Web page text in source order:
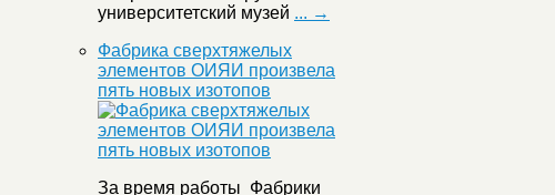
университетский музей ... →
Фабрика сверхтяжелых
элементов ОИЯИ произвела
пять новых изотопов
За время работы Фабрики